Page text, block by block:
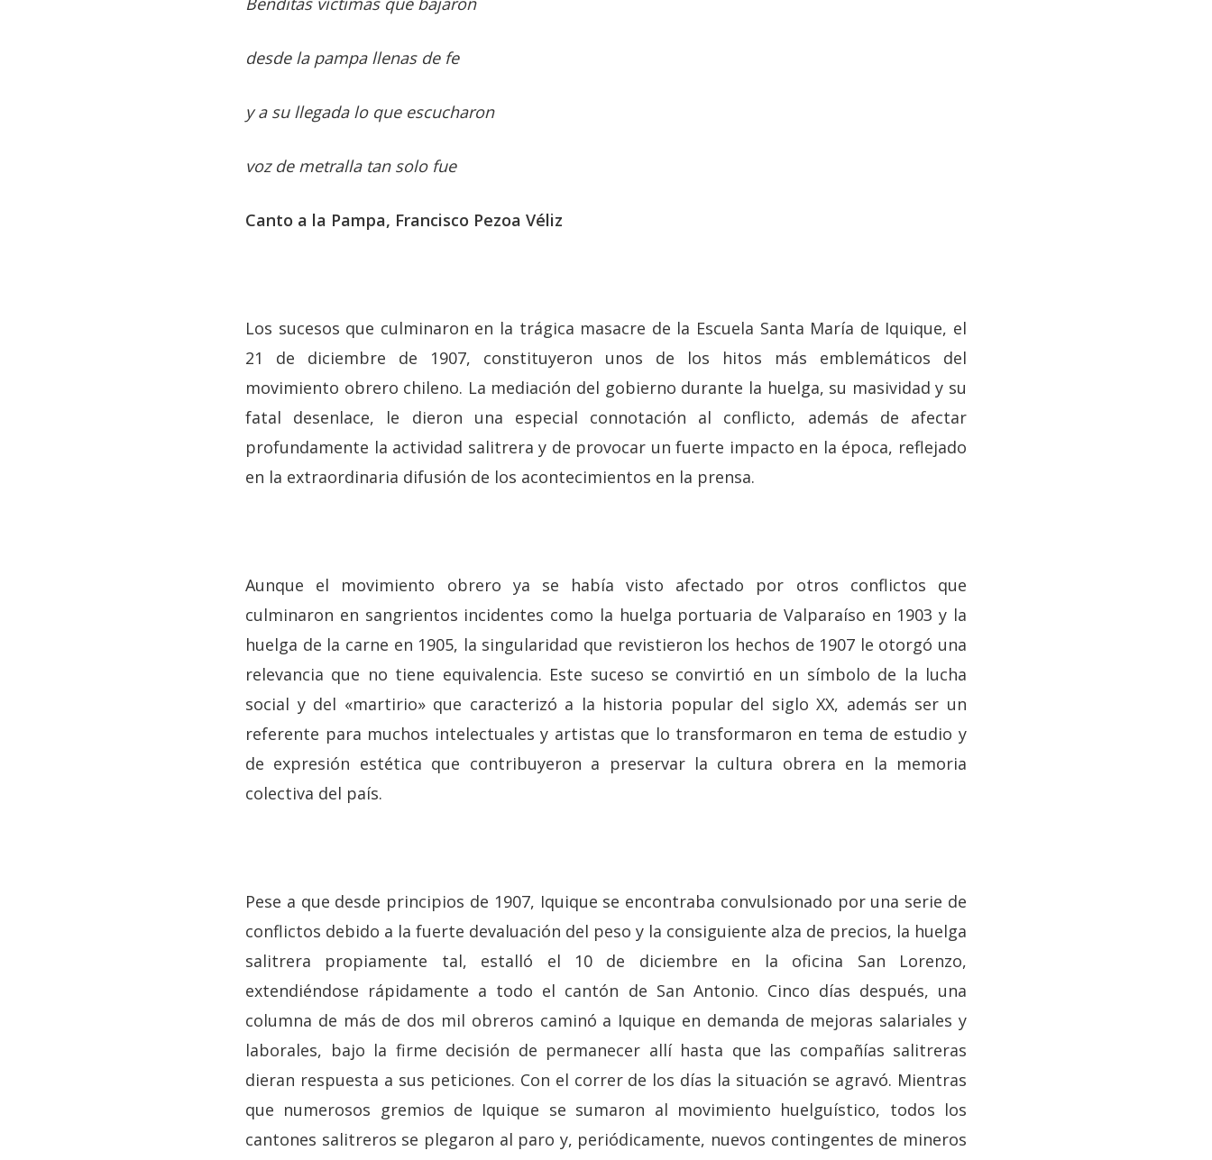
desde la pampa llenas de fe
y a su llegada lo que escucharon
voz de metralla tan solo fue
Canto a la Pampa, Francisco Pezoa Véliz
Los sucesos que culminaron en la trágica masacre de la Escuela Santa María de Iquique, el
21 de diciembre de 1907, constituyeron unos de los hitos más emblemáticos del
movimiento obrero chileno. La mediación del gobierno durante la huelga, su masividad y su
fatal desenlace, le dieron una especial connotación al conflicto, además de afectar
profundamente la actividad salitrera y de provocar un fuerte impacto en la época, reflejado
en la extraordinaria difusión de los acontecimientos en la prensa.
Aunque el movimiento obrero ya se había visto afectado por otros conflictos que
culminaron en sangrientos incidentes como la huelga portuaria de Valparaíso en 1903 y la
huelga de la carne en 1905, la singularidad que revistieron los hechos de 1907 le otorgó una
relevancia que no tiene equivalencia. Este suceso se convirtió en un símbolo de la lucha
social y del «martirio» que caracterizó a la historia popular del siglo XX, además ser un
referente para muchos intelectuales y artistas que lo transformaron en tema de estudio y
de expresión estética que contribuyeron a preservar la cultura obrera en la memoria
colectiva del país.
Pese a que desde principios de 1907, Iquique se encontraba convulsionado por una serie de
conflictos debido a la fuerte devaluación del peso y la consiguiente alza de precios, la huelga
salitrera propiamente tal, estalló el 10 de diciembre en la oficina San Lorenzo,
extendiéndose rápidamente a todo el cantón de San Antonio. Cinco días después, una
columna de más de dos mil obreros caminó a Iquique en demanda de mejoras salariales y
laborales, bajo la firme decisión de permanecer allí hasta que las compañías salitreras
dieran respuesta a sus peticiones. Con el correr de los días la situación se agravó. Mientras
que numerosos gremios de Iquique se sumaron al movimiento huelguístico, todos los
cantones salitreros se plegaron al paro y, periódicamente, nuevos contingentes de mineros